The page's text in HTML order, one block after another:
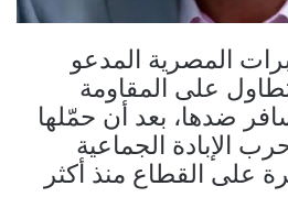
المصرية المدعو
على المقاومة
ضدها، بعد أن حمّلها
الإبادة الجماعية
على القطاع منذ أكثر